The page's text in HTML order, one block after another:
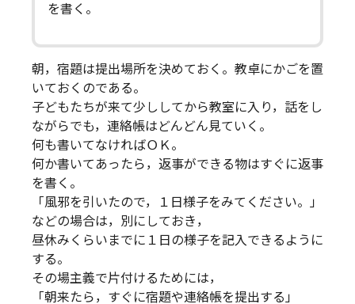
を書く。
朝，宿題は提出場所を決めておく。教卓にかごを置
いておくのである。
子どもたちが来て少ししてから教室に入り，話をし
ながらでも，連絡帳はどんどん見ていく。
何も書いてなければＯＫ。
何か書いてあったら，返事ができる物はすぐに返事
を書く。
「風邪を引いたので，１日様子をみてください。」
などの場合は，別にしておき，
昼休みくらいまでに１日の様子を記入できるように
する。
その場主義で片付けるためには，
「朝来たら，すぐに宿題や連絡帳を提出する」